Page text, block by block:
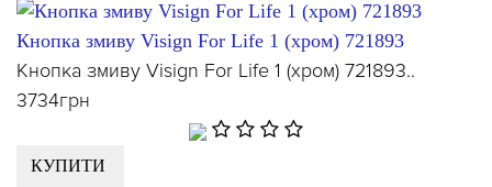
Кнопка змиву Visign For Life 1 (хром) 721893
Кнопка змиву Visign For Life 1 (хром) 721893..
3734грн
КУПИТИ